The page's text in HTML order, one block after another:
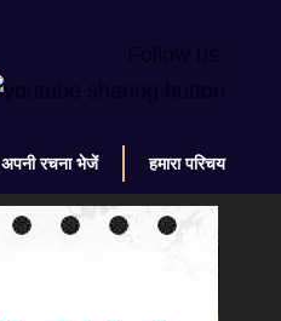
अपनी रचना भेजें हमारा परिचय